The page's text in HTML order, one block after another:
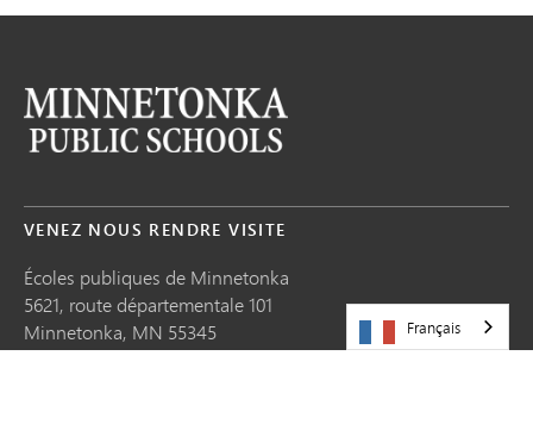
VENEZ NOUS RENDRE VISITE
Écoles publiques de Minnetonka
5621, route départementale 101
Minnetonka, MN 55345
952-401-5000
Français